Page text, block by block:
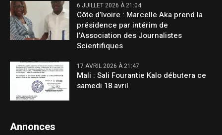
6 JUILLET 2026 À 21:04
Côte d’Ivoire : Marcelle Aka prend la
présidence par intérim de
l’Association des Journalistes
Scientifiques
17 AVRIL 2026 À 21:47
Mali : Sali Fourantie Kalo débutera ce
samedi 18 avril
Annonces